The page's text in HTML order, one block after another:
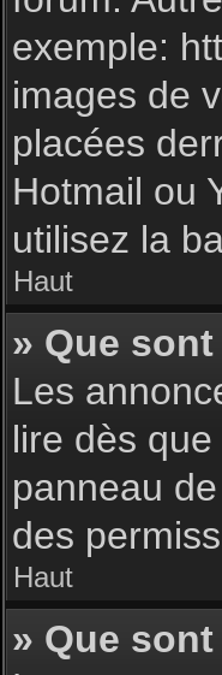
exemple:
images de
placées
Hotmail ou
utilisez la
Haut
» Que
Les
lire dès
panneau
des
Haut
» Que